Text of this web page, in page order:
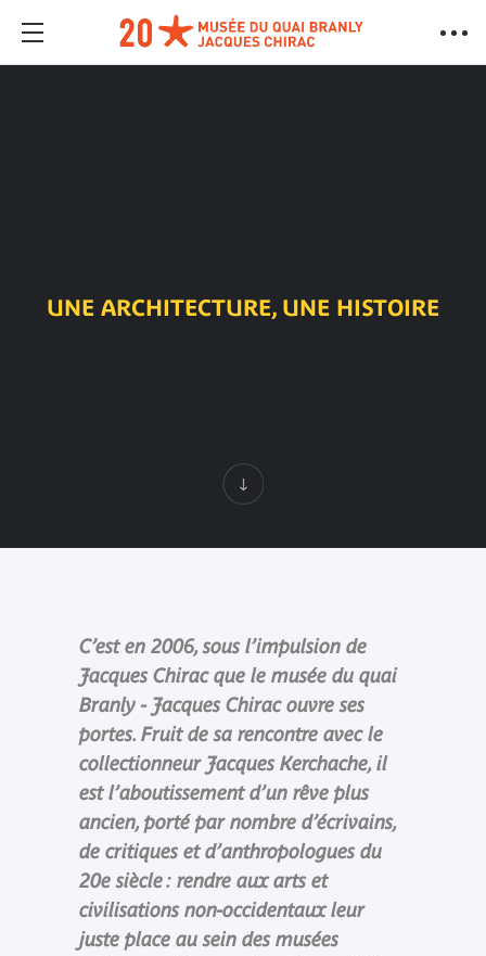
UNE ARCHITECTURE, UNE HISTOIRE
C’est en 2006, sous l’impulsion de
Jacques Chirac que le musée du quai
Branly - Jacques Chirac ouvre ses
portes. Fruit de sa rencontre avec le
collectionneur Jacques Kerchache, il
est l’aboutissement d’un rêve plus
ancien, porté par nombre d’écrivains,
de critiques et d’anthropologues du
20e siècle : rendre aux arts et
civilisations non-occidentaux leur
juste place au sein des musées